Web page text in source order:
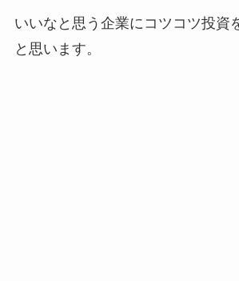
いいなと思う企業にコツコツ投資
と思います。